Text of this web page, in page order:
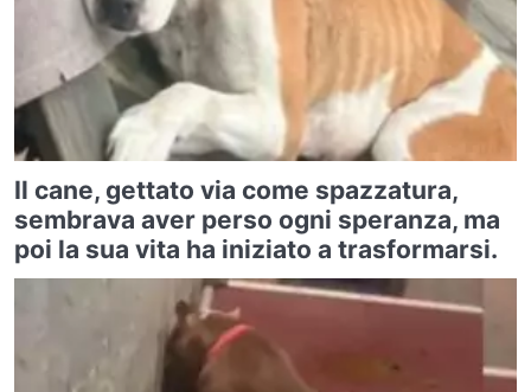
Il cane, gettato via come spazzatura,
sembrava aver perso ogni speranza, ma
poi la sua vita ha iniziato a trasformarsi.